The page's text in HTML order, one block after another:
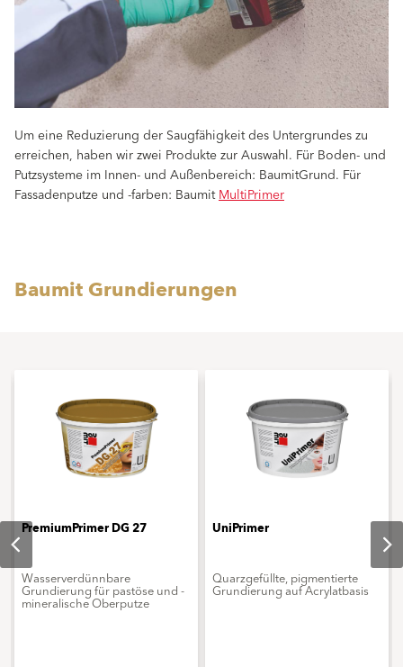
Um eine Reduzierung der Saugfähigkeit des Untergrundes zu
erreichen, haben wir zwei Produkte zur Auswahl. Für Boden- und
Putzsysteme im Innen- und Außenbereich: BaumitGrund. Für
Fassadenputze und -farben: BaumitMultiPrimer
Baumit Grundierungen
PremiumPrimer DG 27
Wasserverdünnbare
Grundierung für pastöse und ­
mineralische Oberputze
UniPrimer
Quarzgefüllte, pigmentierte
Grundierung auf Acrylatbasis